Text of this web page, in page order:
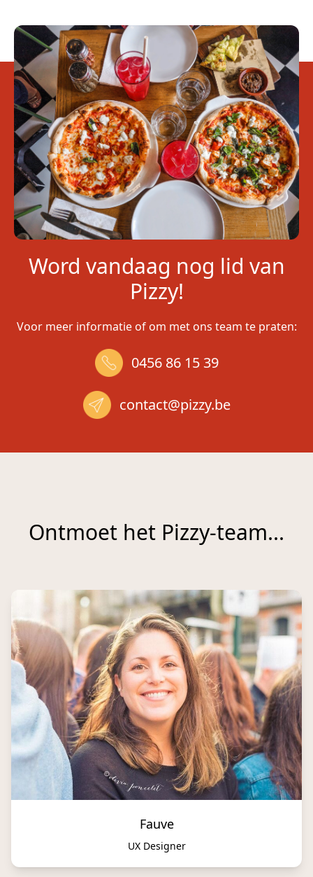
Word vandaag nog lid van
Pizzy!
Voor meer informatie of om met ons team te praten:
0456 86 15 39
contact@pizzy.be
Ontmoet het Pizzy-team...
Fauve
UX Designer